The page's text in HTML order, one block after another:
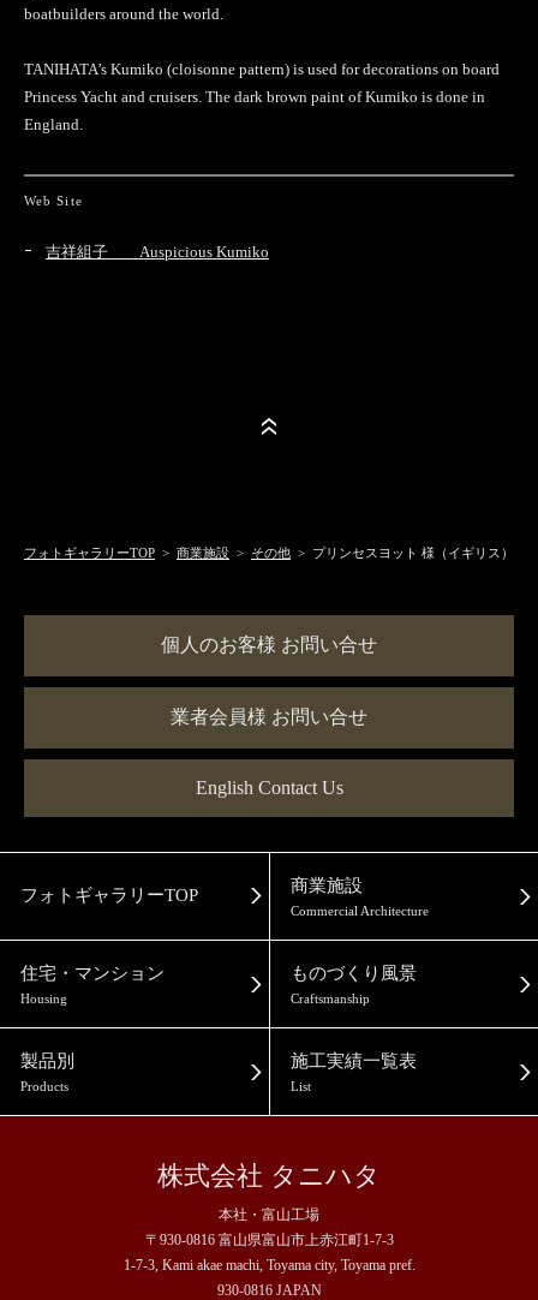
boatbuilders around the world.
TANIHATA’s Kumiko (cloisonne pattern) is used for decorations on board
Princess Yacht and cruisers. The dark brown paint of Kumiko is done in
England.
Web Site
吉祥組子 Auspicious Kumiko
フォトギャラリーTOP > 商業施設 > その他 > プリンセスヨット 様（イギリス）
個人のお客様 お問い合せ
業者会員様 お問い合せ
English Contact Us
フォトギャラリーTOP 商業施設
Commercial Architecture
住宅・マンション
Housing
ものづくり風景
Craftsmanship
製品別
Products
施工実績一覧表
List
株式会社 タニハタ
本社・富山工場
〒930-0816 富山県富山市上赤江町1-7-3
1-7-3, Kami akae machi, Toyama city, Toyama pref.
930-0816 JAPAN